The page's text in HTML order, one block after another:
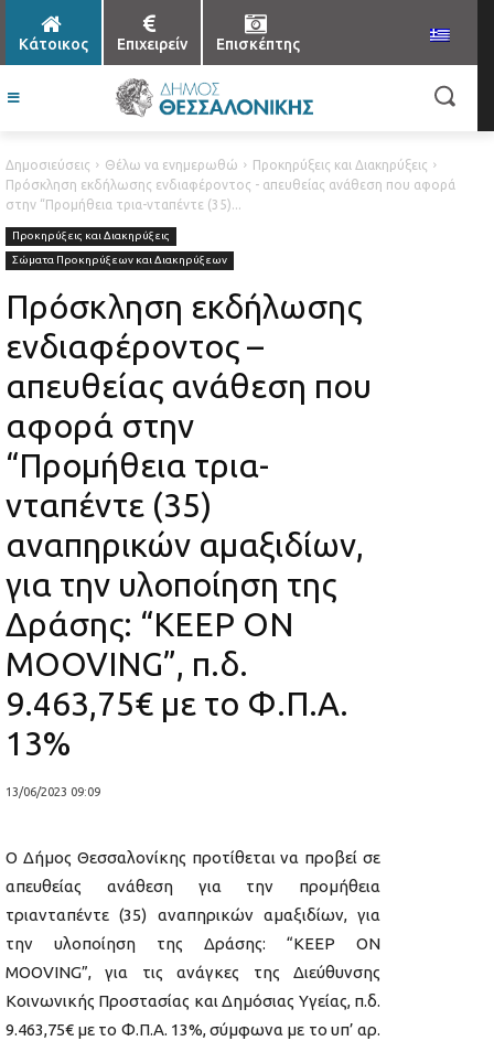
Κάτοικος Επιχειρείν Επισκέπτης
Δημοσιεύσεις Θέλω να ενημερωθώ
Προκηρύξεις και Διακηρύξεις
Πρόσκληση εκδήλωσης ενδιαφέροντος - απευθείας ανάθεση που αφορά
στην “Προμήθεια τρια-νταπέντε (35)...
Προκηρύξεις και Διακηρύξεις
Σώματα Προκηρύξεων και Διακηρύξεων
Πρόσκληση εκδήλωσης
ενδιαφέροντος –
απευθείας ανάθεση που
αφορά στην
“Προμήθεια τρια-
νταπέντε (35)
αναπηρικών αμαξιδίων,
για την υλοποίηση της
Δράσης: “KEEP ON
MOOVING”, π.δ.
9.463,75€ με το Φ.Π.Α.
13%
13/06/2023 09:09
Ο Δήμος Θεσσαλονίκης προτίθεται να προβεί σε
απευθείας ανάθεση για την προμήθεια
τριανταπέντε (35) αναπηρικών αμαξιδίων, για
την υλοποίηση της Δράσης: “KEEP ON
MOOVING”, για τις ανάγκες της Διεύθυνσης
Κοινωνικής Προστασίας και Δημόσιας Υγείας, π.δ.
9.463,75€ με το Φ.Π.Α. 13%, σύμφωνα με το υπ’ αρ.